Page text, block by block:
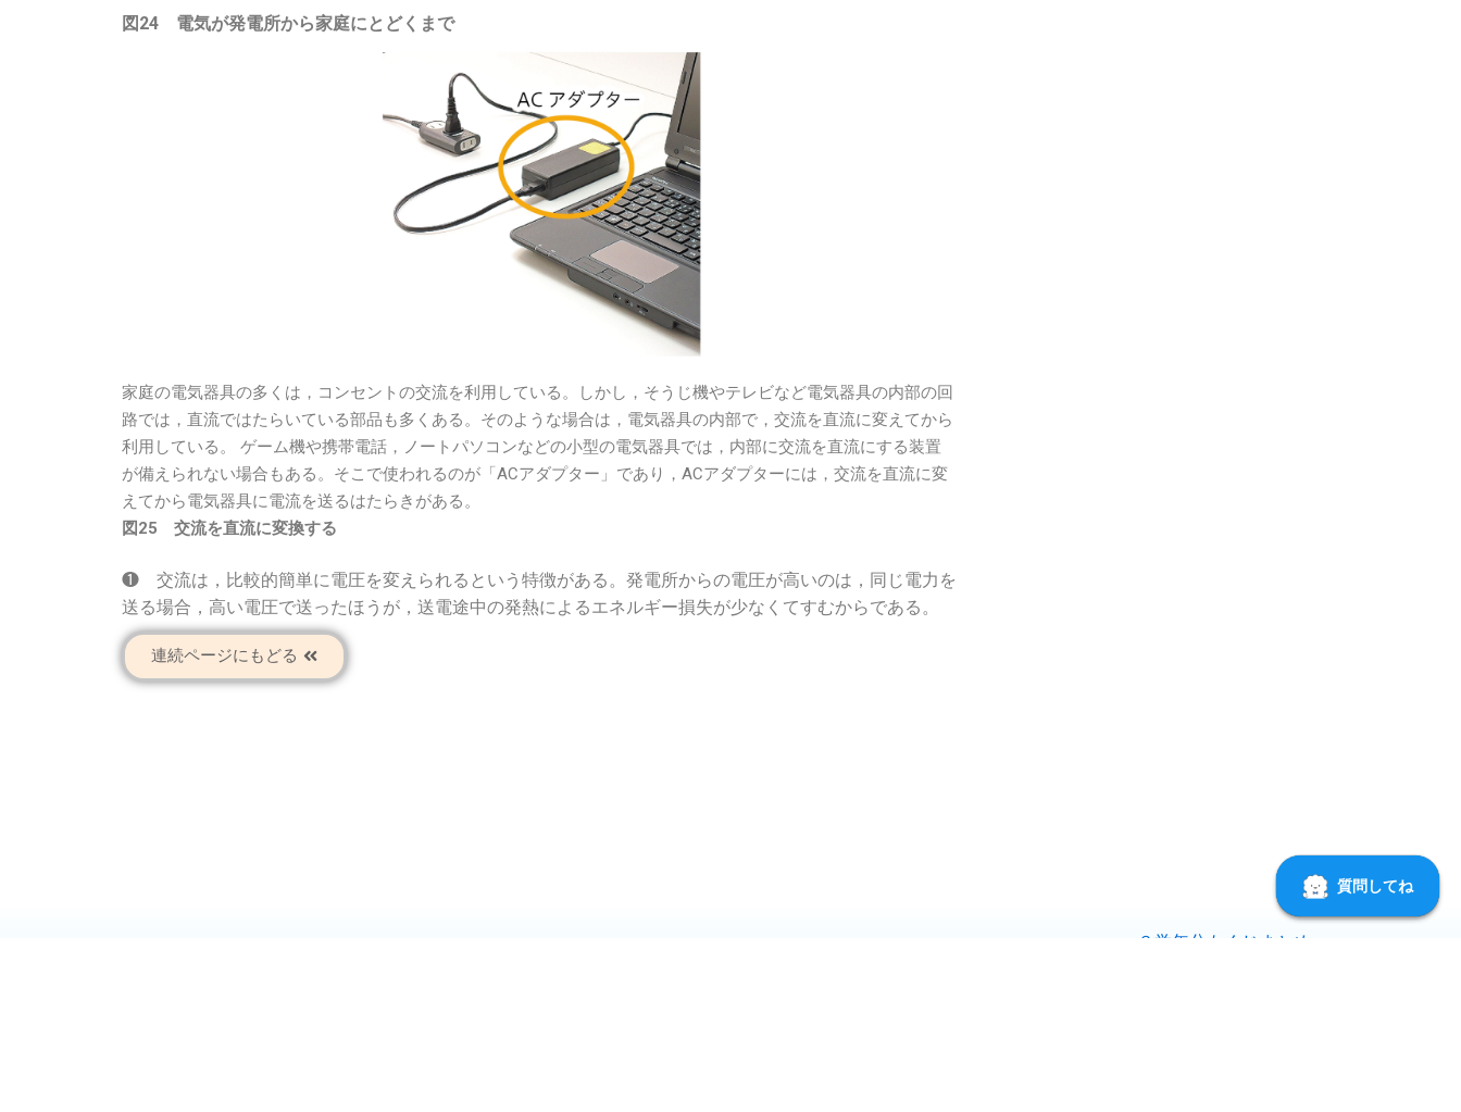
図24 電気が発電所から家庭にとどくまで
家庭の電気器具の多くは，コンセントの交流を利用している。しかし，そうじ機やテレビなど電気器具の内部の回
路では，直流ではたらいている部品も多くある。そのような場合は，電気器具の内部で，交流を直流に変えてから
利用している。 ゲーム機や携帯電話，ノートパソコンなどの小型の電気器具では，内部に交流を直流にする装置
が備えられない場合もある。そこで使われるのが「ACアダプター」であり，ACアダプターには，交流を直流に変
えてから電気器具に電流を送るはたらきがある。
図25 交流を直流に変換する
❶ 交流は，比較的簡単に電圧を変えられるという特徴がある。発電所からの電圧が高いのは，同じ電力を
送る場合，高い電圧で送ったほうが，送電途中の発熱によるエネルギー損失が少なくてすむからである。
連続ページにもどる
＜３学年分もくじまとめ＞